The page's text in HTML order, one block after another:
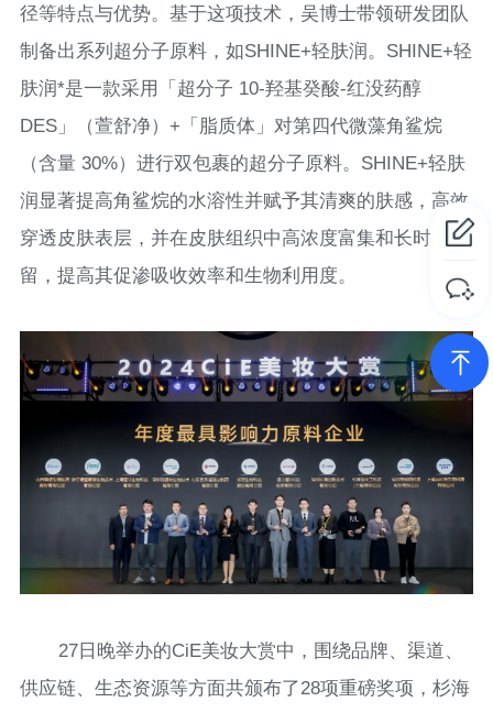
径等特点与优势。基于这项技术，吴博士带领研发团队
制备出系列超分子原料，如SHINE+轻肤润。SHINE+轻
肤润*是一款采用「超分子 10-羟基癸酸-红没药醇
DES」（萱舒净）+「脂质体」对第四代微藻角鲨烷
（含量 30%）进行双包裹的超分子原料。SHINE+轻肤
润显著提高角鲨烷的水溶性并赋予其清爽的肤感，高效
穿透皮肤表层，并在皮肤组织中高浓度富集和长时间滞
留，提高其促渗吸收效率和生物利用度。
27日晚举办的CiE美妆大赏中，围绕品牌、渠道、
供应链、生态资源等方面共颁布了28项重磅奖项，杉海